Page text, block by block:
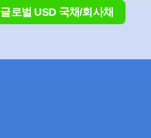
글로벌 USD 국채/회사채